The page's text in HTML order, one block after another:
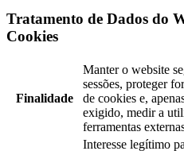
Tratamento de Dados do
Cookies
Finalidade
Manter o website
sessões, proteger
de cookies e,
exigido, medir a
ferramentas
Interesse legítimo